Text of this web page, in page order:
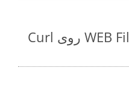
تبدیل ساده WEB Files to SVG روی Curl